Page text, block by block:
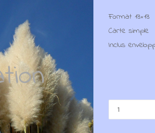
Format 13×13
Carte simple
Inclus